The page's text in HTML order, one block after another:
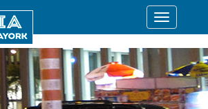
Desplegar